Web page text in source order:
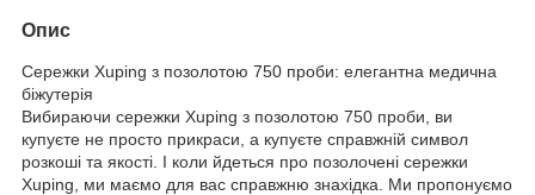
Опис
Сережки Xuping з позолотою 750 проби: елегантна медична
біжутерія
Вибираючи сережки Xuping з позолотою 750 проби, ви
купуєте не просто прикраси, а купуєте справжній символ
розкоші та якості. І коли йдеться про позолочені сережки
Xuping, ми маємо для вас справжню знахідка. Ми пропонуємо